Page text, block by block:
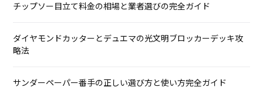
チップソー目立て料金の相場と業者選びの完全ガイド
ダイヤモンドカッターとデュエマの光文明ブロッカーデッキ攻
略法
サンダーペーパー番手の正しい選び方と使い方完全ガイド